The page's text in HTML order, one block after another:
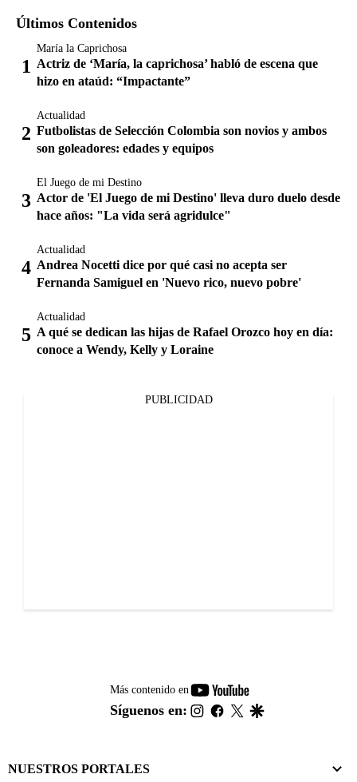
Últimos Contenidos
María la Caprichosa
Actriz de ‘María, la caprichosa’ habló de escena que
hizo en ataúd: “Impactante”
Actualidad
Futbolistas de Selección Colombia son novios y ambos
son goleadores: edades y equipos
El Juego de mi Destino
Actor de 'El Juego de mi Destino' lleva duro duelo desde
hace años: "La vida será agridulce"
Actualidad
Andrea Nocetti dice por qué casi no acepta ser
Fernanda Samiguel en 'Nuevo rico, nuevo pobre'
Actualidad
A qué se dedican las hijas de Rafael Orozco hoy en día:
conoce a Wendy, Kelly y Loraine
PUBLICIDAD
Más contenido en
youtube-
footer
Síguenos en: instagram
facebook
twitter
NUESTROS PORTALES